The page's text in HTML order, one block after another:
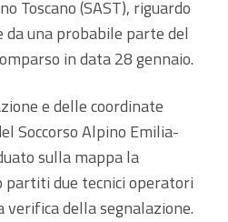
Toscano (SAST), riguardo
una probabile parte del
in data 28 gennaio.
e delle coordinate
Soccorso Alpino Emilia-
sulla mappa la
partiti due tecnici operatori
verifica della segnalazione.